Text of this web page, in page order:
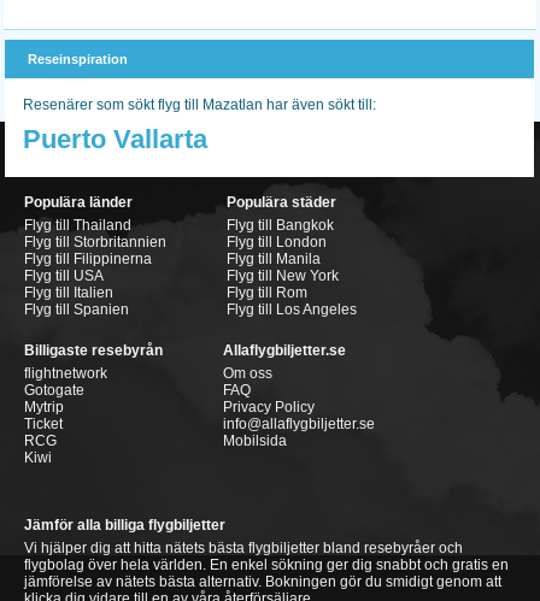
Reseinspiration
Resenärer som sökt flyg till Mazatlan har även sökt till:
Puerto Vallarta
Populära länder
Flyg till Thailand
Flyg till Storbritannien
Flyg till Filippinerna
Flyg till USA
Flyg till Italien
Flyg till Spanien
Populära städer
Flyg till Bangkok
Flyg till London
Flyg till Manila
Flyg till New York
Flyg till Rom
Flyg till Los Angeles
Billigaste resebyrån
flightnetwork
Gotogate
Mytrip
Ticket
RCG
Kiwi
Allaflygbiljetter.se
Om oss
FAQ
Privacy Policy
info@allaflygbiljetter.se
Mobilsida
Jämför alla billiga flygbiljetter
Vi hjälper dig att hitta nätets bästa flygbiljetter bland resebyråer och
flygbolag över hela världen. En enkel sökning ger dig snabbt och gratis en
jämförelse av nätets bästa alternativ. Bokningen gör du smidigt genom att